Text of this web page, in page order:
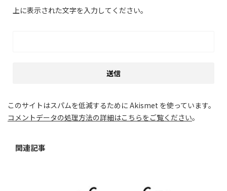
上に表示された文字を入力してください。
このサイトはスパムを低減するために Akismet を使っています。
コメントデータの処理方法の詳細はこちらをご覧ください。
関連記事